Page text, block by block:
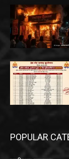
POPULAR